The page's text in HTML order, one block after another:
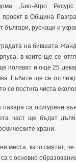
„Био-Агро
в Община
българи, руснаци и
на бившата
в които ще се
ползват и още 25
Гъбите ще се
се постига чиста
са осигурени
част ще бъдат
храни.
места, като смятат,
с основно